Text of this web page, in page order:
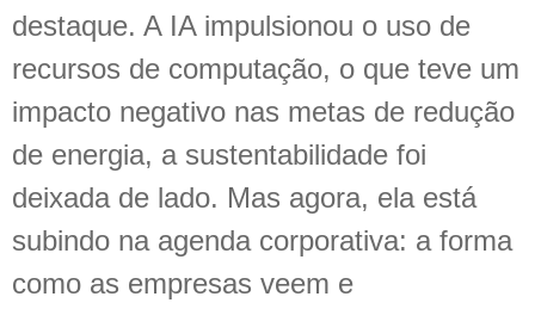
destaque. A IA impulsionou o uso de
recursos de computação, o que teve um
impacto negativo nas metas de redução
de energia, a sustentabilidade foi
deixada de lado. Mas agora, ela está
subindo na agenda corporativa: a forma
como as empresas veem e